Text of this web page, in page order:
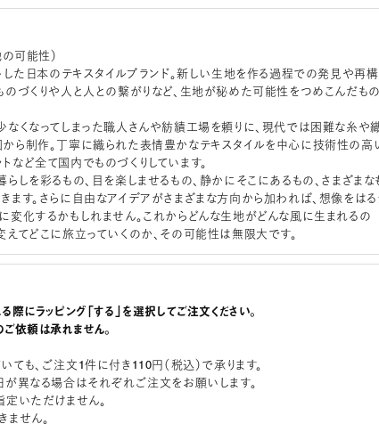
可能性）
た日本のテキスタイルブランド。新しい生地を作る過程での発見や再構
のづくりや人と人との繋がりなど、生地が秘めた可能性をつめこんだも
なくなってしまった職人さんや紡績工場を頼りに、現代では困難な糸や
ら制作。丁寧に織られた表情豊かなテキスタイルを中心に技術性の高
など全て国内でものづくりしています。
らしを彩るもの、目を楽しませるもの、静かにそこにあるもの、さまざまな
ます。さらに自由なアイデアがさまざまな方向から加われば、想像をは
変化するかもしれません。これからどんな生地がどんな風に生まれるの
えてどこに旅立っていくのか、その可能性は無限大です。
際にラッピング「する」を選択してご注文ください。
依頼は承れません。
ても、ご注文1件に付き110円（税込）で承ります。
が異なる場合はそれぞれご注文をお願いします。
定いただけません。
ません。